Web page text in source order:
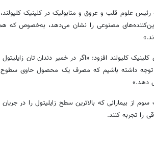
رئیس علوم قلب و عروق و متابولیک در کلینیک
مصنوعی را نشان می‌دهد، به‌خصوص که
کلینیک کلیولند افزود: «اگر در خمیر دندانتان زایلیتول
توجه داشته باشیم که مصرف یک محصول حاوی سطوح
دهد.»
سوم از بیمارانی که بالاترین سطح زایلیتولرا در
را تجربه کنند.